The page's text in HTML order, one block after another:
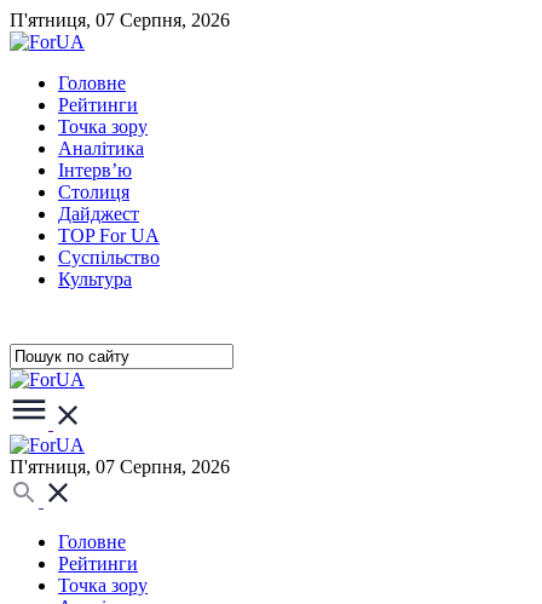
П'ятниця, 07 Серпня, 2026
Головне
Рейтинги
Точка зору
Аналітика
Інтерв’ю
Столиця
Дайджест
TOP For UA
Суспiльство
Культура
П'ятниця, 07 Серпня, 2026
Головне
Рейтинги
Точка зору